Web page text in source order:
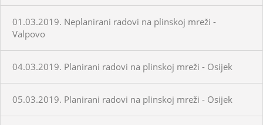
01.03.2019. Neplanirani radovi na plinskoj mreži -
Valpovo
04.03.2019. Planirani radovi na plinskoj mreži - Osijek
05.03.2019. Planirani radovi na plinskoj mreži - Osijek